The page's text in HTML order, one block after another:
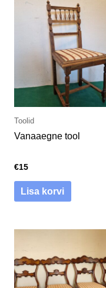
Toolid
Vanaaegne tool
€15
Lisa korvi